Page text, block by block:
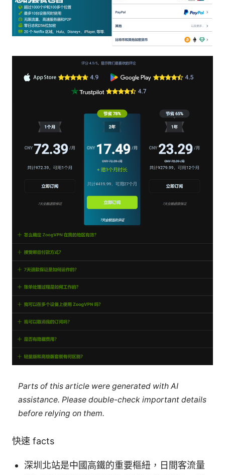
Parts of this article were generated with AI
assistance. Please double-check important details
before relying on them.
快速 facts
深圳北站是中國高鐵的重要樞紐，日間客流量